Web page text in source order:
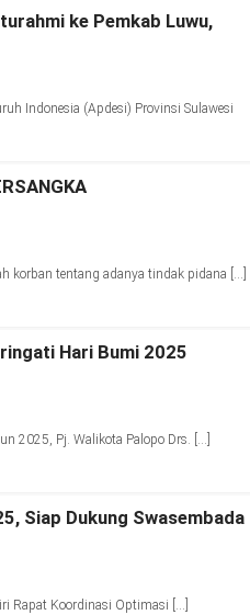
ke Pemkab Luwu,
Indonesia (Apdesi) Provinsi Sulawesi
korban tentang adanya tindak pidana […]
Hari Bumi 2025
2025, Pj. Walikota Palopo Drs. […]
Siap Dukung Swasembada
Rapat Koordinasi Optimasi […]